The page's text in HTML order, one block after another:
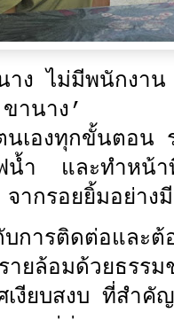
ง ไม่มีพนักงา
านาง’
เองทุกขั้นตอน
น้ำ และทำหน้า
ากรอยยิ้มอย่าง
การติดต่อและต้
ายล้อมด้วยธรร
เงียบสงบ ที่สำ